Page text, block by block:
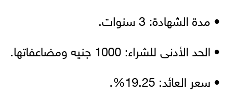
• مدة الشهادة: 3 سنوات.
• الحد الأدنى للشراء: 1000 جنيه ومضاعفاتها.
• سعر العائد: 19.25%.